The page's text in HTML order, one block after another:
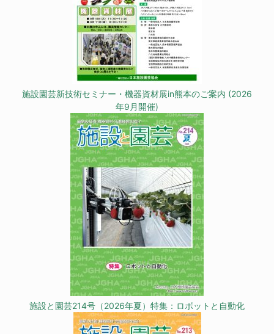
施設園芸新技術セミナー・機器資材展in熊本のご案内 (2026
年9月開催)
施設と園芸214号（2026年夏）特集：ロボットと自動化